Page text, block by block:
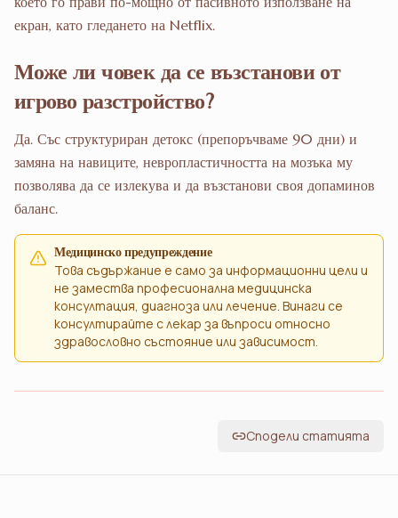
екран, като гледането на Netflix.
Може ли човек да се възстанови от
игрово разстройство?
Да. Със структуриран детокс (препоръчваме 90 дни) и
замяна на навиците, невропластичността на мозъка му
позволява да се излекува и да възстанови своя допаминов
баланс.
Медицинско предупреждение
Това съдържание е само за информационни цели и
не замества професионална медицинска
консултация, диагноза или лечение. Винаги се
консултирайте с лекар за въпроси относно
здравословно състояние или зависимост.
Сподели статията